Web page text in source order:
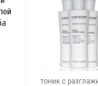
тоник с